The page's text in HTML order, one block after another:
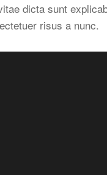
dicta sunt
risus a nunc.